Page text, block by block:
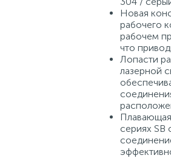
Новая
рабочего
рабочем
что
Лопасти
лазерной
сериях SB